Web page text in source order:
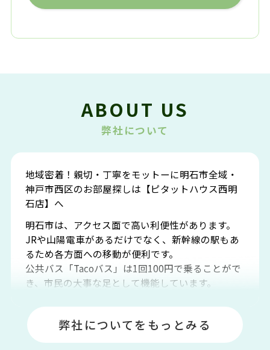
ABOUT US
弊社について
地域密着！親切・丁寧をモットーに明石市全域・
神戸市西区のお部屋探しは【ピタットハウス西明
石店】へ
明石市は、アクセス面で高い利便性があります。
JRや山陽電車があるだけでなく、新幹線の駅もあ
るため各方面への移動が便利です。
公共バス「Tacoバス」は1回100円で乗ることがで
き、市民の大事な足として機能しています。
場や釣りスポットが多くあります。JR「大久保
駅」周辺には、ビブレ・イオンをはじめとした買
い物施設も多くあり、買い物にも困りません。
弊社についてをもっとみる